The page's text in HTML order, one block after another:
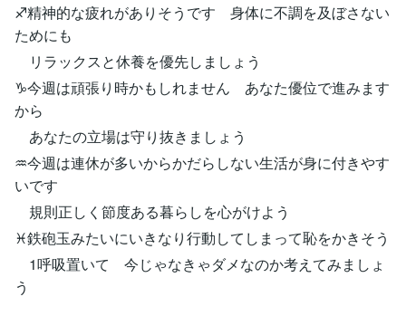
♐精神的な疲れがありそうです 身体に不調を及ぼさない
ためにも
リラックスと休養を優先しましょう
♑今週は頑張り時かもしれません あなた優位で進みます
から
あなたの立場は守り抜きましょう
♒今週は連休が多いからかだらしない生活が身に付きやす
いです
規則正しく節度ある暮らしを心がけよう
♓鉄砲玉みたいにいきなり行動してしまって恥をかきそう
1呼吸置いて 今じゃなきゃダメなのか考えてみましょ
う